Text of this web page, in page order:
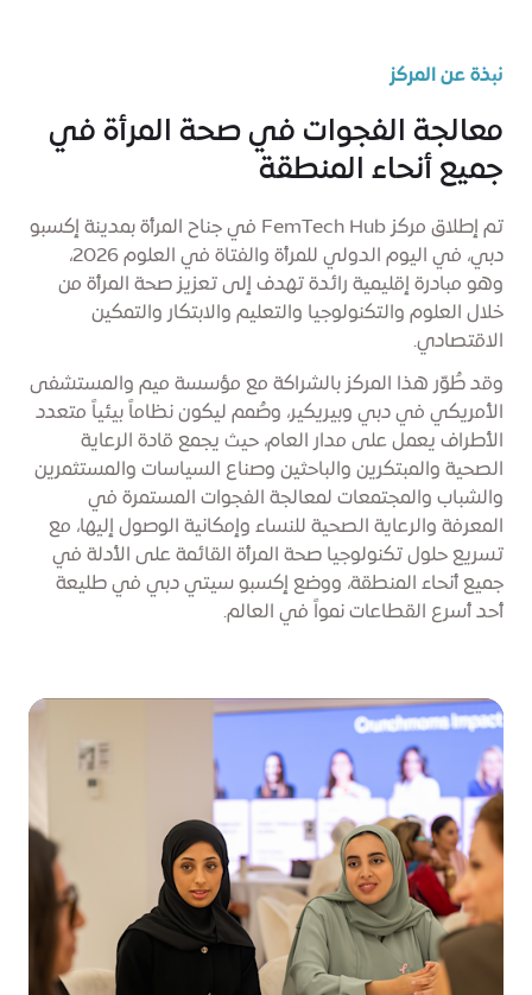
نبذة عن المركز
معالجة الفجوات في صحة المرأة في
جميع أنحاء المنطقة
تم إطلاق مركز FemTech Hub في جناح المرأة بمدينة إكسبو
دبي، في اليوم الدولي للمرأة والفتاة في العلوم 2026،
وهو مبادرة إقليمية رائدة تهدف إلى تعزيز صحة المرأة من
خلال العلوم والتكنولوجيا والتعليم والابتكار والتمكين
الاقتصادي.
وقد طُوّر هذا المركز بالشراكة مع مؤسسة ميم والمستشفى
الأمريكي في دبي وبيريكير، وصُمم ليكون نظاماً بيئياً متعدد
الأطراف يعمل على مدار العام، حيث يجمع قادة الرعاية
الصحية والمبتكرين والباحثين وصناع السياسات والمستثمرين
والشباب والمجتمعات لمعالجة الفجوات المستمرة في
المعرفة والرعاية الصحية للنساء وإمكانية الوصول إليها، مع
تسريع حلول تكنولوجيا صحة المرأة القائمة على الأدلة في
جميع أنحاء المنطقة، ووضع إكسبو سيتي دبي في طليعة
أحد أسرع القطاعات نمواً في العالم.